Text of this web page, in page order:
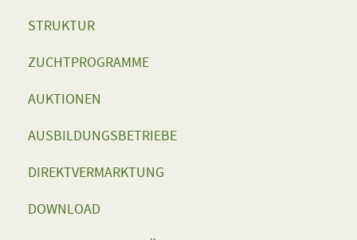
STRUKTUR
ZUCHTPROGRAMME
AUKTIONEN
AUSBILDUNGSBETRIEBE
DIREKTVERMARKTUNG
DOWNLOAD